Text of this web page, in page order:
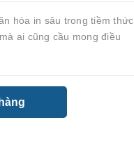
hóa in sâu trong tiềm thức
ai cũng cầu mong điều